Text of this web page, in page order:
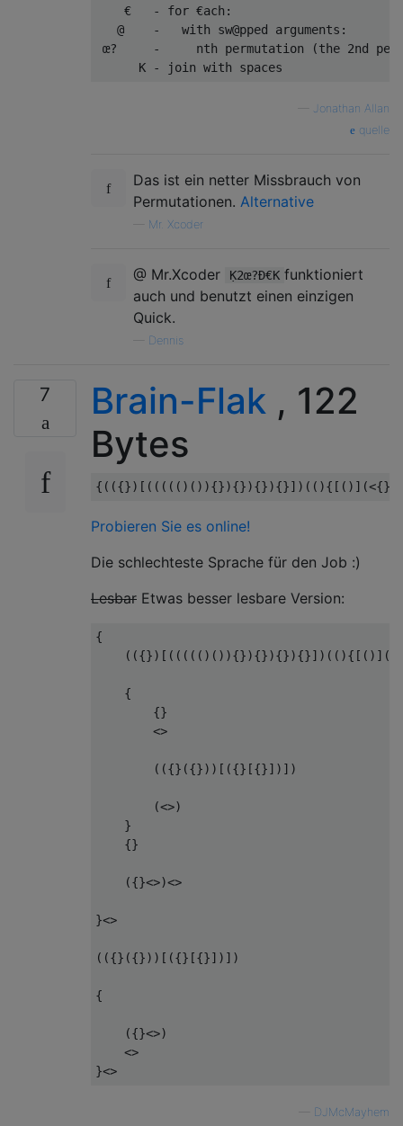
    €   - for €ach:
   @    -   with sw@pped arguments:
œ?     -     nth permutation (the 2nd
Jonathan Allan
quelle
Das ist ein netter Missbrauch von
Permutationen. Alternative
Mr. Xcoder
@ Mr.Xcoder Ḳ2œ?Ð€K funktioniert
auch und benutzt einen einzigen
Quick.
Dennis
7 Brain-Flak , 122
Bytes
Probieren Sie es online!
Die schlechteste Sprache für den Job :)
Lesbar Etwas besser lesbare Version:
{
    {
        {}
        <>
        (({}({}))[({}[{}])])
        (<>)
    }
    {}
    ({}<>)<>
}<>
(({}({}))[({}[{}])])
{
    ({}<>)
    <>
DJMcMayhem